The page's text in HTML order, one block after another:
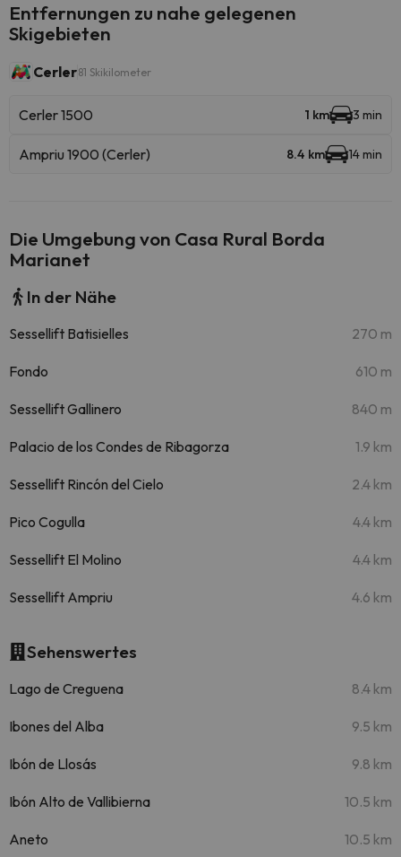
Entfernungen zu nahe gelegenen
Skigebieten
Cerler81 Skikilometer
Cerler 1500 1 km 3 min
Ampriu 1900 (Cerler) 8.4 km 14 min
Die Umgebung von Casa Rural Borda
Marianet
In der Nähe
Sessellift Batisielles 270 m
Fondo 610 m
Sessellift Gallinero 840 m
Palacio de los Condes de Ribagorza 1.9 km
Sessellift Rincón del Cielo 2.4 km
Pico Cogulla 4.4 km
Sessellift El Molino 4.4 km
Sessellift Ampriu 4.6 km
Sehenswertes
Lago de Creguena 8.4 km
Ibones del Alba 9.5 km
Ibón de Llosás 9.8 km
Ibón Alto de Vallibierna 10.5 km
Aneto 10.5 km